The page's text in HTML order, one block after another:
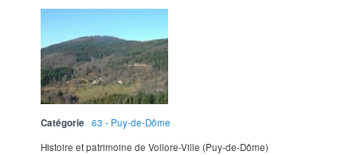
Catégorie
63 - Puy-de-Dôme
Histoire et patrimoine de Vollore-Ville (Puy-de-Dôme)